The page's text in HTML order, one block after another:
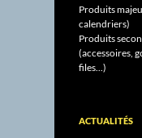
Produits
calendriers)
Produits
(accessoires,
files...)
ACTUALITÉS